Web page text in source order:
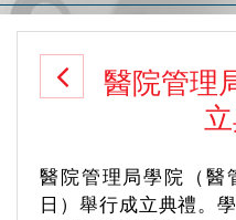
醫院管理
醫院管理局學院（醫
日）舉行成立典禮。